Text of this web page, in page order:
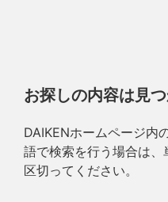
お探しの内容は見
DAIKENホームページ内
語で検索を行う場合は
区切ってください。